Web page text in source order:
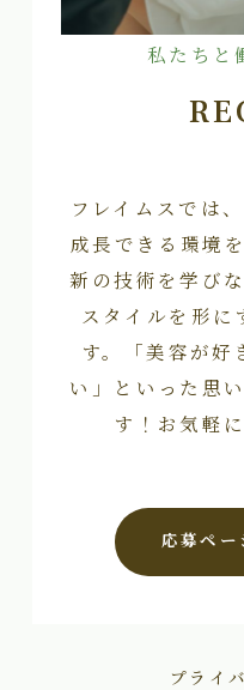
私たちと
フレイムスでは
成長できる環境
新の技術を学び
スタイルを形に
す。「美容が好
い」といった思
す！お気軽
応募ペー
プライ